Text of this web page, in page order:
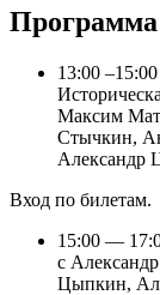
13:00
Максим
Стычкин,
Александр
Вход по билетам.
15:00 —
с
Цыпкин,